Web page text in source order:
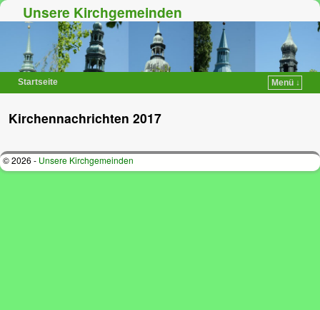
Unsere Kirchgemeinden
Startseite
Menü ↓
Kirchennachrichten 2017
© 2026 - Unsere Kirchgemeinden